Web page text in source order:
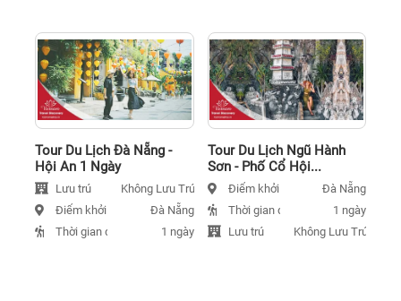
Tour Du Lịch Đà Nẵng -
Hội An 1 Ngày
Lưu trú
Không Lưu Trú
Điểm khởi hành
Đà Nẵng
Thời gian đi
1 ngày
Tour Du Lịch Ngũ Hành
Sơn - Phố Cổ Hội...
Điểm khởi hành
Đà Nẵng
Thời gian đi
1 ngày
Lưu trú
Không Lưu Trú